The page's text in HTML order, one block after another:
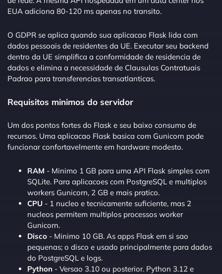
EUA adiciona 80-120 ms apenas no transito.
O GDPR se aplica quando sua aplicacao Flask lida com
dados pessoais de residentes da UE. Executar seu backend
dentro da UE simplifica a conformidade de residencia de
dados e elimina a necessidade de Clausulas Contratuais
Padrao para transferencias transatlanticas.
Requisitos minimos do servidor
Um dos pontos fortes do Flask e seu baixo consumo de
recursos. Uma aplicacao Flask basica com Gunicorn pode
funcionar confortavelmente em hardware modesto.
RAM - Minimo 1 GB para uma API Flask simples com
SQLite. Para aplicacoes com PostgreSQL e multiplos
workers Gunicorn, 2 GB e mais pratico.
CPU - 1 nucleo e tecnicamente suficiente, mas 2
nucleos permitem multiplos processos worker
Gunicorn.
Disco - Minimo 10 GB. As apps Flask em si sao
pequenas; o disco e usado principalmente para dados
do PostgreSQL e logs.
Python - Versao 3.10 ou posterior. Python 3.12 e